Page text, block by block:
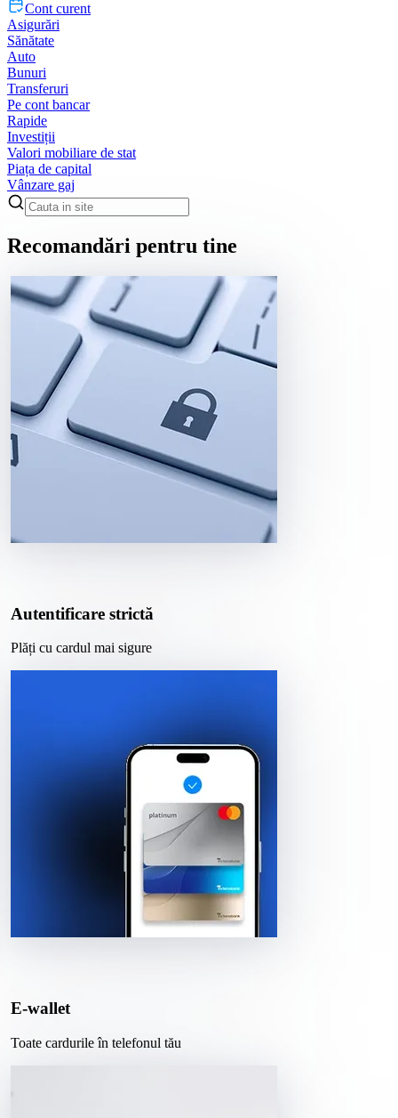
Cont curent
Asigurări
Sănătate
Auto
Bunuri
Transferuri
Pe cont bancar
Rapide
Investiții
Valori mobiliare de stat
Piața de capital
Vânzare gaj
Recomandări pentru tine
Autentificare strictă
Plăți cu cardul mai sigure
E-wallet
Toate cardurile în telefonul tău